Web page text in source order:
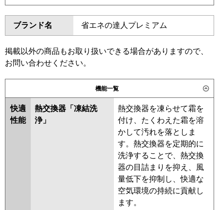
東芝
三菱電機 PCZ-ZRMP280B6 PCZ-
ZRMP280C6
日立 RPC-GP280RGH6
三菱重工 FDEZ2806H5A
パナソニック
ダイキン SSRH280C
東芝
三菱電機 PCZ-ZRMP280C5 PCZ-
ZRMP280B5
PCZ-ZRMP280B4 PCZ-
ZRMP280B3
PCZ-ZRMP280B2
ZRMP280C2 PCZ-ZRMP280BZ
PCZ-ZRMP280CZ PCZ-ZRP280BY
PCZ-ZRP280CY PCZ-ZRP280CV
PCZ-ZRP280BV PCZ-ZRP280CR
PCZ-ZRP280BR
RPC-GP280RGH4 RPC-
GP280RGH2-G RPC-GP280RGH3
RPC-GP280RGH2
ブランド名 省エネの達人プレミアム
掲載以外の商品もお取り扱いできる場合がありますので、
お問い合わせください。
機能一覧
快適
性能
熱交換器「凍結洗
浄」
熱交換器を凍らせて霜を
付け、たくわえた霜を溶
かして汚れを落としま
す。熱交換器を定期的に
洗浄することで、熱交換
器の目詰まりを抑え、風
量低下を抑制し、快適な
空気環境の持続に貢献し
ます。